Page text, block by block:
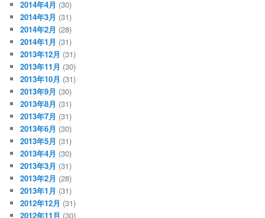
2014年4月 (30)
2014年3月 (31)
2014年2月 (28)
2014年1月 (31)
2013年12月 (31)
2013年11月 (30)
2013年10月 (31)
2013年9月 (30)
2013年8月 (31)
2013年7月 (31)
2013年6月 (30)
2013年5月 (31)
2013年4月 (30)
2013年3月 (31)
2013年2月 (28)
2013年1月 (31)
2012年12月 (31)
2012年11月 (30)